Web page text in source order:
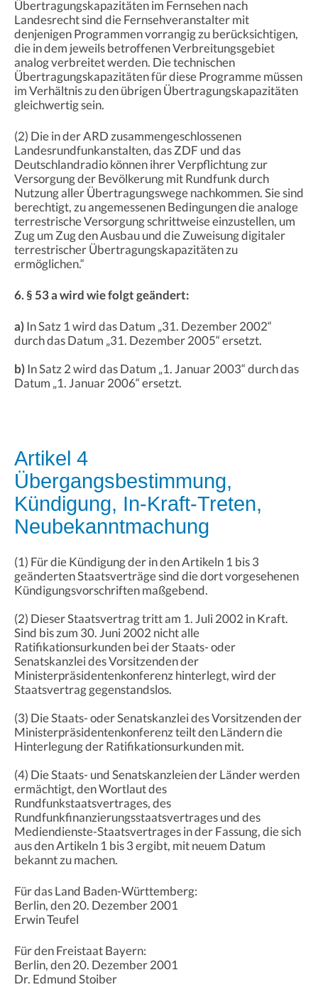
Übertragungskapazitäten im Fernsehen nach
Landesrecht sind die Fernsehveranstalter mit
denjenigen Programmen vorrangig zu berücksichtigen,
die in dem jeweils betroffenen Verbreitungsgebiet
analog verbreitet werden. Die technischen
Übertragungskapazitäten für diese Programme müssen
im Verhältnis zu den übrigen Übertragungskapazitäten
gleichwertig sein.
(2) Die in der ARD zusammengeschlossenen
Landesrundfunkanstalten, das ZDF und das
Deutschlandradio können ihrer Verpflichtung zur
Versorgung der Bevölkerung mit Rundfunk durch
Nutzung aller Übertragungswege nachkommen. Sie sind
berechtigt, zu angemessenen Bedingungen die analoge
terrestrische Versorgung schrittweise einzustellen, um
Zug um Zug den Ausbau und die Zuweisung digitaler
terrestrischer Übertragungskapazitäten zu
ermöglichen.“
6. § 53 a wird wie folgt geändert:
a)In Satz 1 wird das Datum „31. Dezember 2002“
durch das Datum „31. Dezember 2005“ ersetzt.
b)In Satz 2 wird das Datum „1. Januar 2003“ durch das
Datum „1. Januar 2006“ ersetzt.
Artikel 4
Übergangsbestimmung,
Kündigung, In-Kraft-Treten,
Neubekanntmachung
(1) Für die Kündigung der in den Artikeln 1 bis 3
geänderten Staatsverträge sind die dort vorgesehenen
Kündigungsvorschriften maßgebend.
(2) Dieser Staatsvertrag tritt am 1. Juli 2002 in Kraft.
Sind bis zum 30. Juni 2002 nicht alle
Ratifikationsurkunden bei der Staats- oder
Senatskanzlei des Vorsitzenden der
Ministerpräsidentenkonferenz hinterlegt, wird der
Staatsvertrag gegenstandslos.
(3) Die Staats- oder Senatskanzlei des Vorsitzenden der
Ministerpräsidentenkonferenz teilt den Ländern die
Hinterlegung der Ratifikationsurkunden mit.
(4) Die Staats- und Senatskanzleien der Länder werden
ermächtigt, den Wortlaut des
Rundfunkstaatsvertrages, des
Rundfunkfinanzierungsstaatsvertrages und des
Mediendienste-Staatsvertrages in der Fassung, die sich
aus den Artikeln 1 bis 3 ergibt, mit neuem Datum
bekannt zu machen.
Für das Land Baden-Württemberg:
Berlin, den 20. Dezember 2001
Erwin Teufel
Für den Freistaat Bayern:
Berlin, den 20. Dezember 2001
Dr. Edmund Stoiber